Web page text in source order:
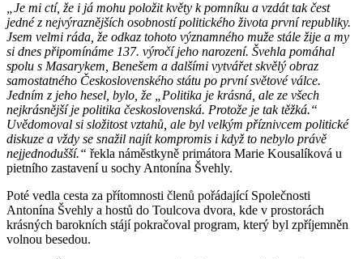
„Je mi ctí, že i já mohu položit květy k pomníku a vzdát tak čest
jedné z nejvýraznějších osobností politického života první republiky.
Jsem velmi ráda, že odkaz tohoto významného muže stále žije a my
si dnes připomínáme 137. výročí jeho narození. Švehla pomáhal
spolu s Masarykem, Benešem a dalšími vytvářet skvělý obraz
samostatného Československého státu po první světové válce.
Jedním z jeho hesel, bylo, že „Politika je krásná, ale ze všech
nejkrásnější je politika československá. Protože je tak těžká.“
Uvědomoval si složitost vztahů, ale byl velkým příznivcem politické
diskuze a vždy se snažil najít kompromis i když to nebylo právě
nejjednodušší.“ řekla náměstkyně primátora Marie Kousalíková u
pietního zastavení u sochy Antonína Švehly.
Poté vedla cesta za přítomnosti členů pořádající Společnosti
Antonína Švehly a hostů do Toulcova dvora, kde v prostorách
krásných barokních stájí pokračoval program, který byl zpříjemněn
volnou besedou.